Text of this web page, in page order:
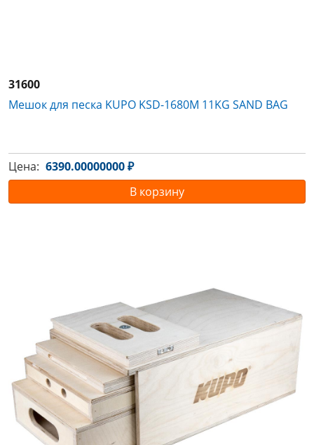
31600
Мешок для песка KUPO KSD-1680M 11KG SAND BAG
Цена: 6390.00000000 ₽
В корзину